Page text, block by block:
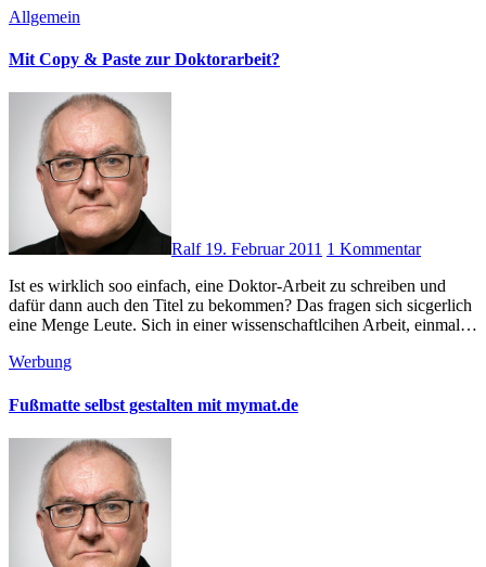
Allgemein
Mit Copy & Paste zur Doktorarbeit?
Ralf 19. Februar 2011 1 Kommentar
Ist es wirklich soo einfach, eine Doktor-Arbeit zu schreiben und
dafür dann auch den Titel zu bekommen? Das fragen sich sicgerlich
eine Menge Leute. Sich in einer wissenschaftlcihen Arbeit, einmal…
Werbung
Fußmatte selbst gestalten mit mymat.de